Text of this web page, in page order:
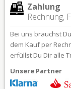
Zahlung
Rechnung,
Bei uns brauchst
dem Kauf per
erfüllst Du Dir alle
Unsere Partner